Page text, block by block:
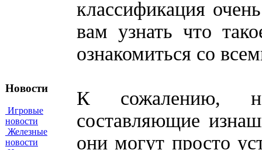
Новости
Игровые
новости
Железные
новости
классификация
вам узнать что
ознакомиться со
К сожалению,
составляющие
они могут просто